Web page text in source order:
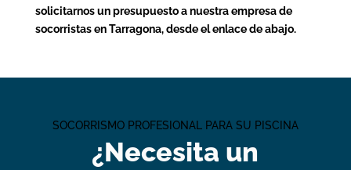
solicitarnos un presupuesto a nuestra empresa de
socorristas en Tarragona, desde el enlace de abajo.
SOCORRISMO PROFESIONAL PARA SU PISCINA
¿Necesita un